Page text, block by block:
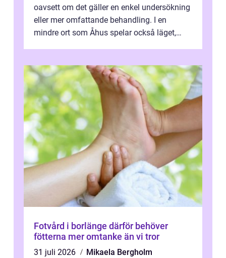
oavsett om det gäller en enkel undersökning
eller mer omfattande behandling. I en
mindre ort som Åhus spelar också läget,
Fotvård i borlänge därför behöver
fötterna mer omtanke än vi tror
31 juli 2026
Mikaela Bergholm